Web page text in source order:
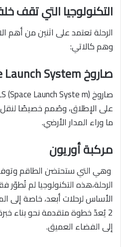
التكنولوجيا التي تقف
الرحلة تعتمد على اثنين من أهم
وهم كالاتي:
صاروخ Space Launch System
على الإطلاق، وصُمم خصيصًا لنقل
ما وراء المدار الأرضي.
مركبة أوريون
وهي التي ستحتضن الطاقم
الرحلة،هذه التكنولوجيا لم
الأساس لرحلات أبعد، خاصة إلى
2 يُعدّ خطوة متقدمة نحو بناء
إلى الفضاء العميق.